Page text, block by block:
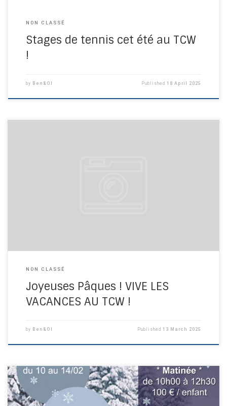
NON CLASSÉ
Stages de tennis cet été au TCW
!
by Ben&Ol Published18 April 2025
NON CLASSÉ
Joyeuses Pâques ! VIVE LES
VACANCES AU TCW !
by Ben&Ol Published13 March 2025